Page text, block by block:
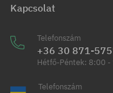
Kapcsolat
Telefonszám
+36 30 871-
Hétfő-Péntek: 8:00
Telefonszám